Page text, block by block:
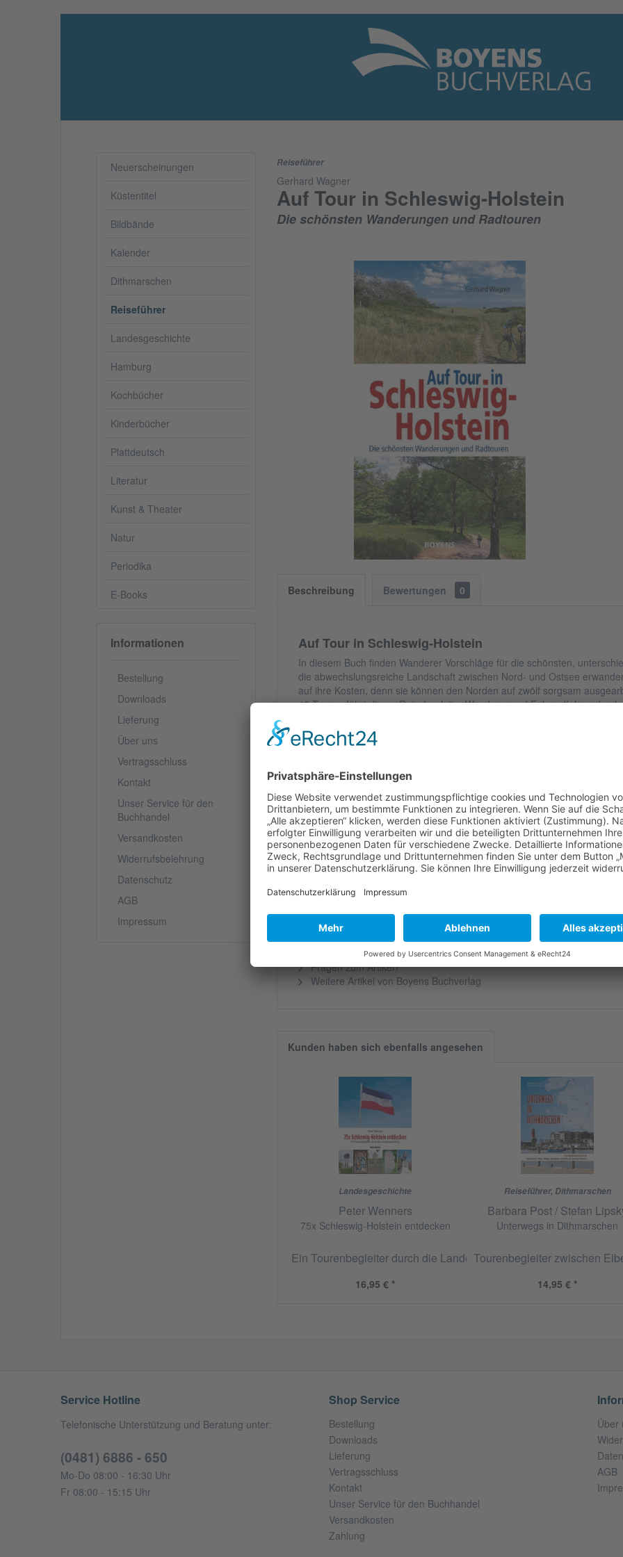
Neuerscheinungen
Küstentitel
Bildbände
Kalender
Dithmarschen
Reiseführer
Landesgeschichte
Hamburg
Kochbücher
Kinderbücher
Plattdeutsch
Literatur
Kunst & Theater
Natur
Periodika
E-Books
Informationen
Bestellung
Downloads
Lieferung
Über uns
Vertragsschluss
Kontakt
Unser Service für den
Buchhandel
Versandkosten
Widerrufsbelehrung
Datenschutz
AGB
Impressum
Reiseführer
Gerhard Wagner
Auf Tour in Schleswig-Holstein
Die schönsten Wanderungen und Radtouren
Beschreibung Bewertungen 0
Auf Tour in Schleswig-Holstein
In diesem Buch finden Wanderer Vorschläge für die schönsten,
die abwechslungsreiche Landschaft zwischen Nord- und Ostsee
auf ihre Kosten, denn sie können den Norden auf zwölf sorgsam
43 Touren führt dieser Reisebegleiter Wanderer und Fahrradfahrer
Hamburg und Dänemark/Nordschleswig. In Schleswig-Holstein sind die
gesamte Festland verteilt. Hier finden sich Touren z.B. durch die
den Riesewohld, das Dosenmoor bei Neumünster oder auch ins
und Nordstrand oder die Eiderkanalschleusen entdecken, ebenso wie
Großen Plöner See. Der Großraum Hamburg wird mit Wanderungen
oder mit einer Radtour durch das Naturschutzgebiet Zollenspieker
die Apenrader Förde, die Düppeler Schanzen oder per Rad die Hoyer-
Routenbeschreibung erleichtern Fotos und Karten die Orientierung
weit verbreiteten GPX-Format für alle gängigen Navigationsgeräte
Autor:
Gerhard Wagner
Veröffentlichung:
11.04.2022
Format:
Seiten:
152
Weiterführende Links zu "Auf Tour in Schleswig-
Fragen zum Artikel?
Weitere Artikel von Boyens Buchverlag
Kunden haben sich ebenfalls angesehen
Landesgeschichte
Peter Wenners
75x Schleswig-Holstein entdecken
Ein Tourenbegleiter durch die Landesgeschichte
16,95 € *
Reiseführer, Dithmarschen
Barbara Post / Stefan
Unterwegs in Dithmarschen
Tourenbegleiter zwischen
14,95 € *
Service Hotline
Telefonische Unterstützung und Beratung unter:
(0481) 6886 - 650
Mo-Do 08:00 - 16:30 Uhr
Fr 08:00 - 15:15 Uhr
Shop Service
Bestellung
Downloads
Lieferung
Vertragsschluss
Kontakt
Unser Service für den Buchhandel
Versandkosten
Zahlung
Über
AGB